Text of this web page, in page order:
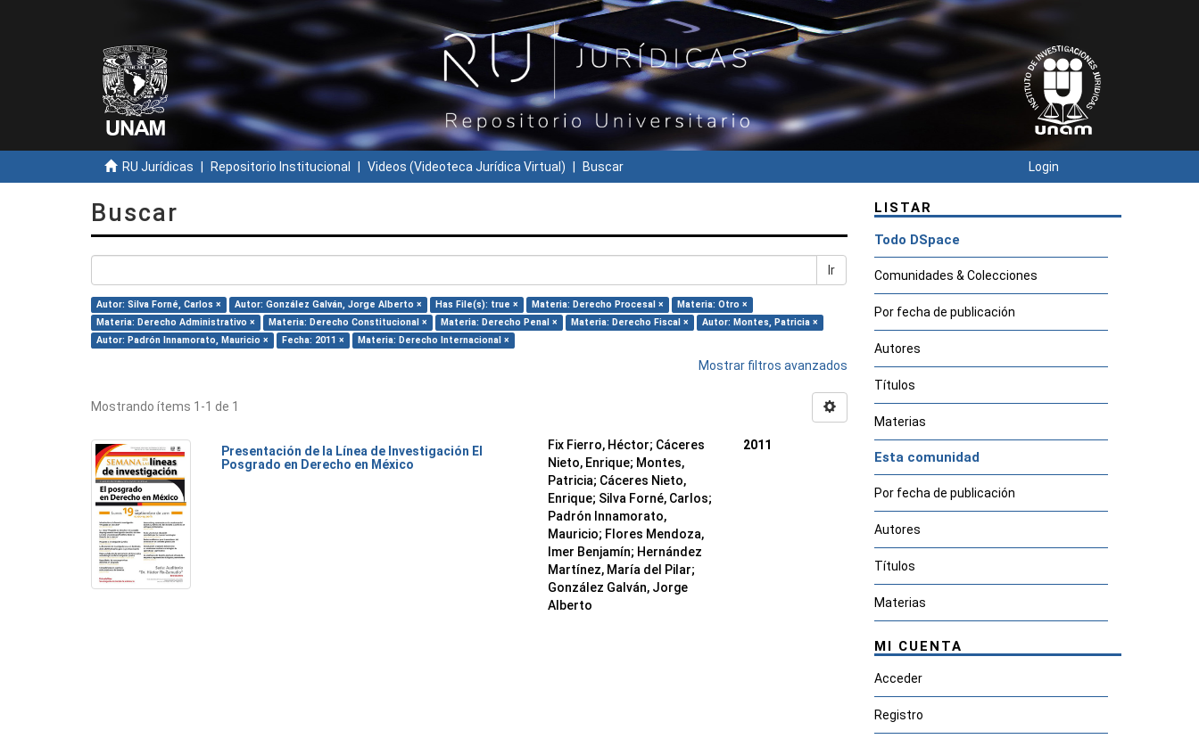
RU Jurídicas Repositorio Institucional Videos (Videoteca Jurídica Virtual) Buscar Login
Buscar
Ir
Autor: Silva Forné, Carlos × Autor: González Galván, Jorge Alberto × Has File(s): true × Materia: Derecho Procesal ×
Materia: Otro ×
Materia: Derecho Administrativo ×
Materia: Derecho Constitucional × Materia: Derecho Penal × Materia: Derecho Fiscal ×
Autor: Montes, Patricia ×
Autor: Padrón Innamorato, Mauricio ×
Fecha: 2011 × Materia: Derecho Internacional ×
Mostrar filtros avanzados
Mostrando ítems 1-1 de 1
Presentación de la Línea de Investigación El
Posgrado en Derecho en México
Fix Fierro, Héctor; Cáceres
Nieto, Enrique; Montes,
Patricia; Cáceres Nieto,
Enrique; Silva Forné, Carlos;
Padrón Innamorato,
Mauricio; Flores Mendoza,
Imer Benjamín; Hernández
Martínez, María del Pilar;
González Galván, Jorge
Alberto
2011
LISTAR
Todo DSpace
Comunidades & Colecciones
Por fecha de publicación
Autores
Títulos
Materias
Esta comunidad
Por fecha de publicación
Autores
Títulos
Materias
MI CUENTA
Acceder
Registro